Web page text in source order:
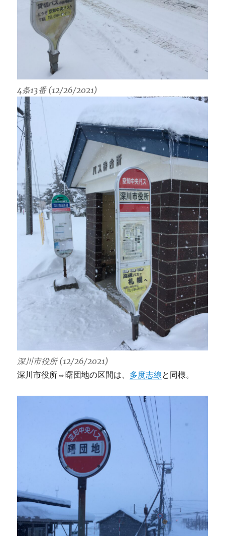
4条13番 (12/26/2021)
深川市役所 (12/26/2021)
深川市役所⇔曙団地の区間は、 多度志線と同様。